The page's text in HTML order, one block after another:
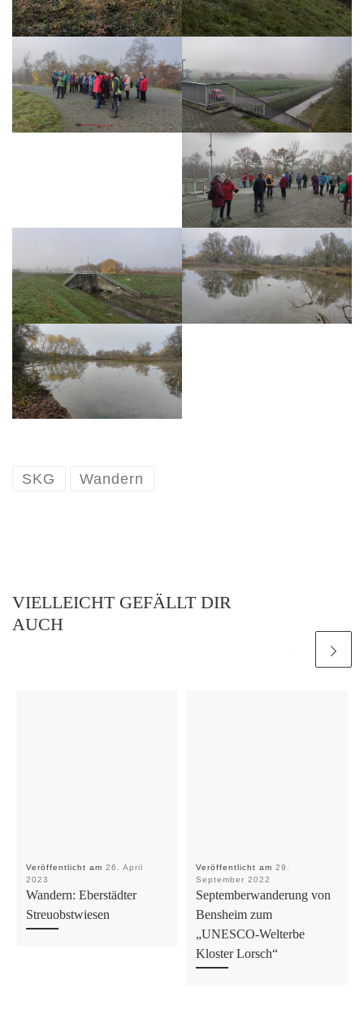
SKG Wandern
VIELLEICHT GEFÄLLT DIR
AUCH
Veröffentlicht am 26. April
2023
Wandern: Eberstädter
Streuobstwiesen
Veröffentlicht am 29.
September 2022
Septemberwanderung von
Bensheim zum
„UNESCO-Welterbe
Kloster Lorsch“